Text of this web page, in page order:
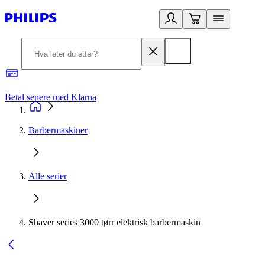
Betal senere med Klarna
Barbermaskiner
Alle serier
Shaver series 3000 tørr elektrisk barbermaskin